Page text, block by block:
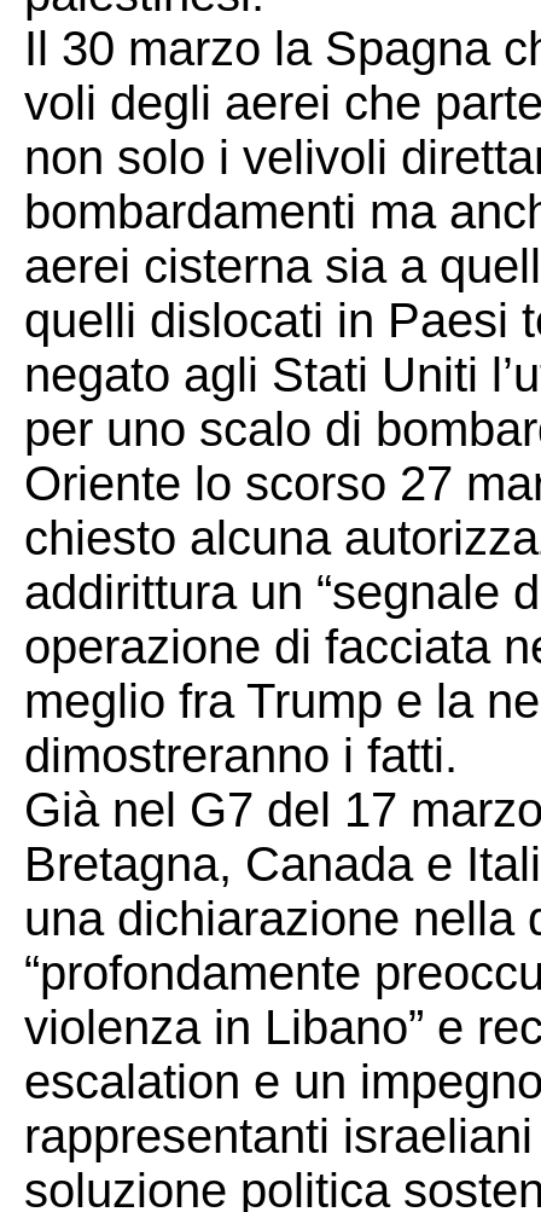
Il 30 marzo la Spagna
voli degli aerei che
non solo i velivoli
bombardamenti ma
aerei cisterna sia a
quelli dislocati in Paesi
negato agli Stati Uniti
per uno scalo di
Oriente lo scorso 27
chiesto alcuna
addirittura un “segnale
operazione di facciata
meglio fra Trump e la
dimostreranno i fatti.
Già nel G7 del 17
Bretagna, Canada e
una dichiarazione nella
“profondamente
violenza in Libano” e
escalation e un
rappresentanti
soluzione politica